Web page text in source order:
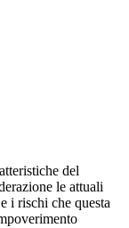
del
le attuali
i rischi che questa